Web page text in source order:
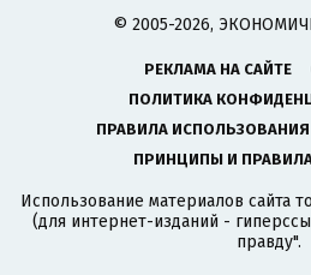
© 2005-2026,
РЕКЛАМА НА САЙТЕ
ПОЛИТИКА
ПРАВИЛА
ПРИНЦИПЫ И
Использование материалов сайта
(для интернет-изданий -
правду".